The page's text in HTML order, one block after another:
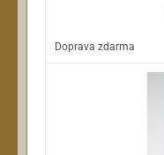
Doprava zdarma